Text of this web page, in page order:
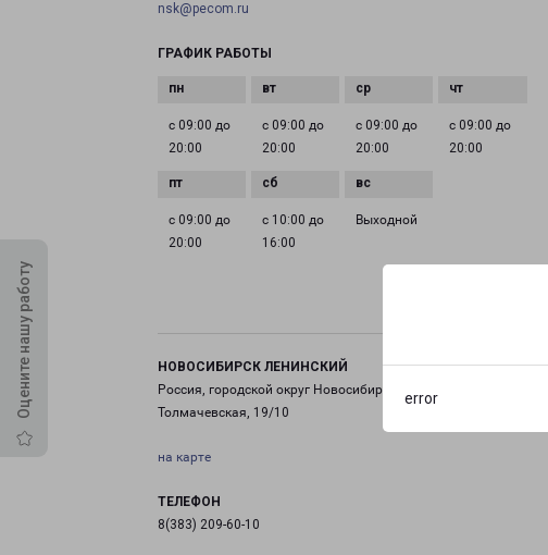
error
Оцените нашу работу
nsk@pecom.ru
ГРАФИК РАБОТЫ
с 09:00 до
20:00
с 09:00 до
20:00
с 09:00 до
20:00
с 09:00 до
20:00
с 09:00 до
20:00
с 10:00 до
16:00
Выходной
НОВОСИБИРСК ЛЕНИНСКИЙ
Россия, городской округ Новосибирск, улица
Толмачевская, 19/10
на карте
ТЕЛЕФОН
8(383) 209-60-10